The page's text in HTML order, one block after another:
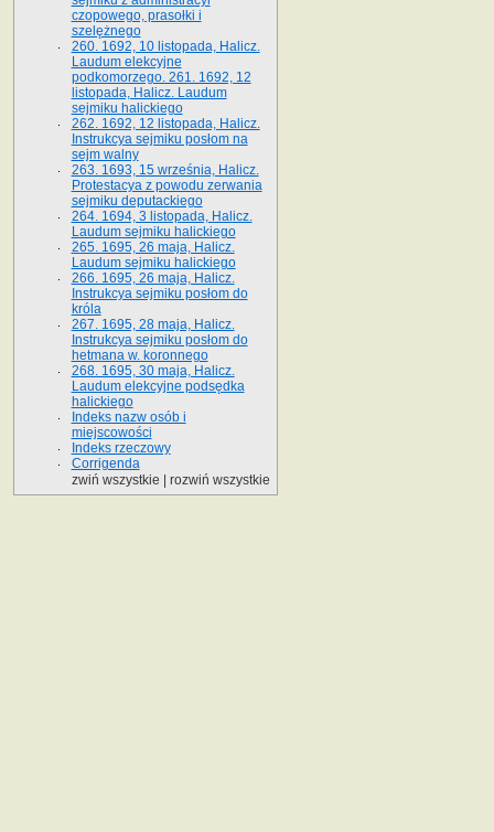
czopowego, prasołki i
szelężnego
260. 1692, 10 listopada, Halicz.
Laudum elekcyjne
podkomorzego. 261. 1692, 12
listopada, Halicz. Laudum
sejmiku halickiego
262. 1692, 12 listopada, Halicz.
Instrukcya sejmiku posłom na
sejm walny
263. 1693, 15 września, Halicz.
Protestacya z powodu zerwania
sejmiku deputackiego
264. 1694, 3 listopada, Halicz.
Laudum sejmiku halickiego
265. 1695, 26 maja, Halicz.
Laudum sejmiku halickiego
266. 1695, 26 maja, Halicz.
Instrukcya sejmiku posłom do
króla
267. 1695, 28 maja, Halicz.
Instrukcya sejmiku posłom do
hetmana w. koronnego
268. 1695, 30 maja, Halicz.
Laudum elekcyjne podsędka
halickiego
Indeks nazw osób i
miejscowości
Indeks rzeczowy
Corrigenda
zwiń wszystkie
rozwiń wszystkie